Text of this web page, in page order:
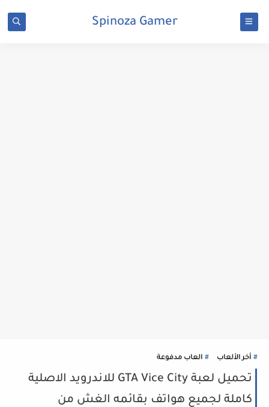
Spinoza Gamer
أخر الألعاب العاب مدفوعة
تحميل لعبة GTA Vice City للاندرويد الاصلية
كاملة لجميع هواتف بقائمه الغش من